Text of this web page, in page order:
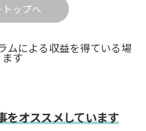
ップへ
ムによる収益を得ている場
す
をオススメしています